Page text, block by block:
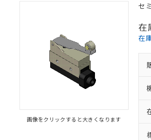
画像をクリックすると大きくなります
セ
在
在